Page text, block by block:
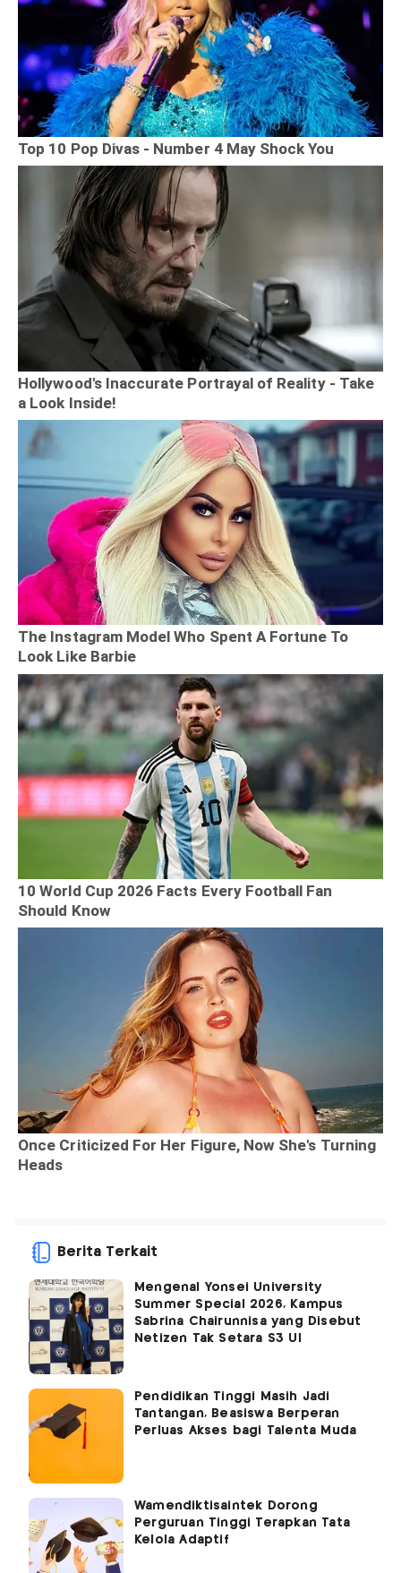
Berita Terkait
Mengenal Yonsei University
Summer Special 2026, Kampus
Sabrina Chairunnisa yang Disebut
Netizen Tak Setara S3 UI
Pendidikan Tinggi Masih Jadi
Tantangan, Beasiswa Berperan
Perluas Akses bagi Talenta Muda
Wamendiktisaintek Dorong
Perguruan Tinggi Terapkan Tata
Kelola Adaptif